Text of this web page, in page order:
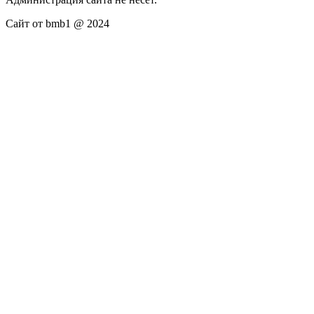
Сайт от bmb1 @ 2024